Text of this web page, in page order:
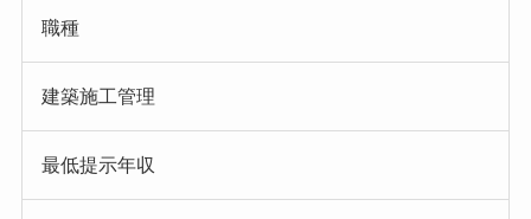
職種
建築施工管理
最低提示年収